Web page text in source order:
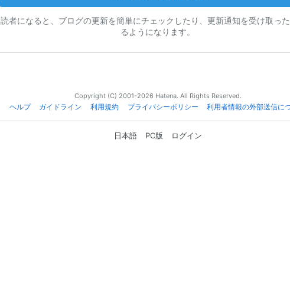
読者になると、ブログの更新を簡単にチェックしたり、更新通知を受け取っ
るようになります。
Copyright (C) 2001-2026 Hatena. All Rights Reserved.
ヘルプ
ガイドライン 利用規約 プライバシーポリシー 利用者情報の外部送信に
日本語 PC版 ログイン